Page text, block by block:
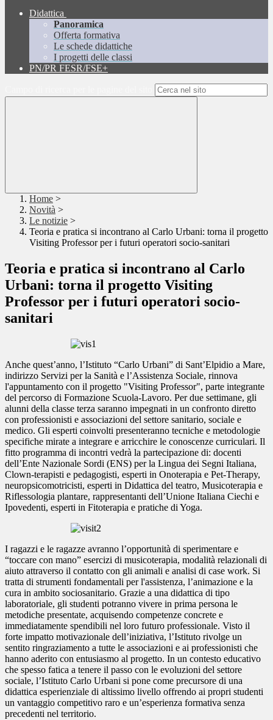
Didattica
Panoramica
Offerta formativa
Le schede didattiche
I progetti delle classi
PN/PR FESR/FSE+
Home >
Novità >
Le notizie >
Teoria e pratica si incontrano al Carlo Urbani: torna il progetto
Visiting Professor per i futuri operatori socio-sanitari
Teoria e pratica si incontrano al Carlo
Urbani: torna il progetto Visiting
Professor per i futuri operatori socio-
sanitari
Anche quest’anno, l’Istituto “Carlo Urbani” di Sant’Elpidio a Mare,
indirizzo Servizi per la Sanità e l’Assistenza Sociale, rinnova
l'appuntamento con il progetto "Visiting Professor", parte integrante
del percorso di Formazione Scuola-Lavoro. Per due settimane, gli
alunni della classe terza saranno impegnati in un confronto diretto
con professionisti e associazioni del settore sanitario, sociale e
medico. Gli esperti coinvolti presenteranno tecniche e metodologie
specifiche mirate a integrare e arricchire le conoscenze curriculari. Il
fitto programma di incontri vedrà la partecipazione di: docenti
dell’Ente Nazionale Sordi (ENS) per la Lingua dei Segni Italiana,
Clown-terapisti e pedagogisti, esperti in Onoterapia e Pet-Therapy,
neuropsicomotricisti, esperti in Didattica del teatro, Musicoterapia e
Riflessologia plantare, rappresentanti dell’Unione Italiana Ciechi e
Ipovedenti, esperti in Fitoterapia e pratiche di Yoga.
I ragazzi e le ragazze avranno l’opportunità di sperimentare e
“toccare con mano” esercizi di musicoterapia, modalità relazionali di
aiuto attraverso il contatto con gli animali e analisi di case work. Si
tratta di strumenti fondamentali per l'assistenza, l’animazione e la
cura in ambito sociosanitario. Grazie a una didattica di tipo
laboratoriale, gli studenti potranno vivere in prima persona le
metodiche presentate, acquisendo competenze concrete e
immediatamente spendibili nel loro futuro professionale. Visto il
forte impatto motivazionale dell’iniziativa, l’Istituto rivolge un
sentito ringraziamento a tutte le associazioni e ai professionisti che
hanno aderito con entusiasmo al progetto. In un contesto educativo
che spesso fatica a tenere il passo con le evoluzioni del settore
sociale, l’Istituto Carlo Urbani si pone come precursore di una
didattica esperienziale di altissimo livello offrendo ai propri studenti
un vantaggio competitivo raro e un’esperienza formativa senza
precedenti nel territorio.